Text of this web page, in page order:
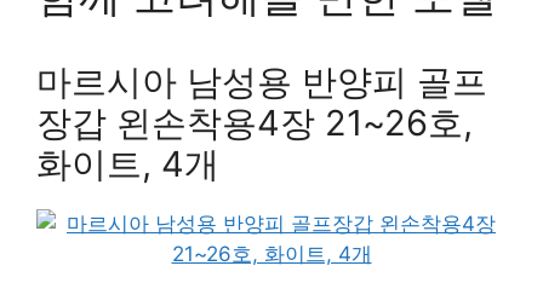
마르시아 남성용 반양피 골프
장갑 왼손착용4장 21~26호,
화이트, 4개